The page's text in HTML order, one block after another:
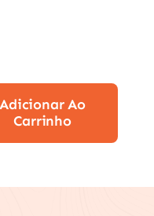
Adicionar Ao
Carrinho